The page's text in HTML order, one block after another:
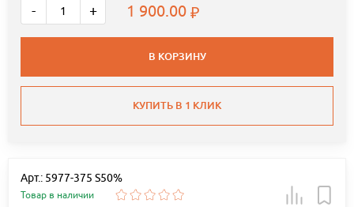
- + 1 900.00
В КОРЗИНУ
КУПИТЬ В 1 КЛИК
Арт.: 5977-375 S50%
Товар в наличии